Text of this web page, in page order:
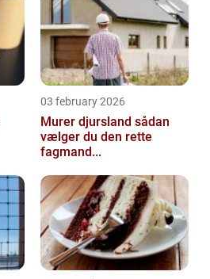
03 february 2026
Murer djursland sådan
vælger du den rette
fagmand...